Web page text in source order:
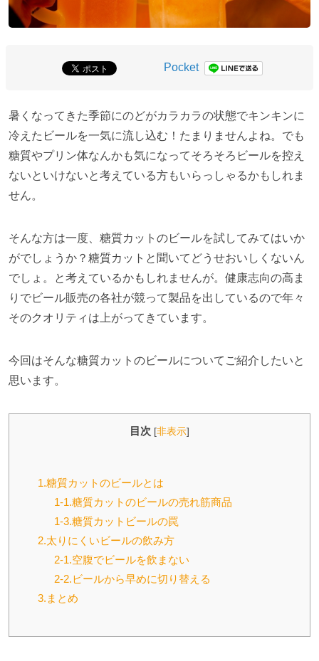
Pocket
暑くなってきた季節にのどがカラカラの状態でキンキンに
冷えたビールを一気に流し込む！たまりませんよね。でも
糖質やプリン体なんかも気になってそろそろビールを控え
ないといけないと考えている方もいらっしゃるかもしれま
せん。
そんな方は一度、糖質カットのビールを試してみてはいか
がでしょうか？糖質カットと聞いてどうせおいしくないん
でしょ。と考えているかもしれませんが。健康志向の高ま
りでビール販売の各社が競って製品を出しているので年々
そのクオリティは上がってきています。
今回はそんな糖質カットのビールについてご紹介したいと
思います。
目次 [非表示]
1.糖質カットのビールとは
1-1.糖質カットのビールの売れ筋商品
1-3.糖質カットビールの罠
2.太りにくいビールの飲み方
2-1.空腹でビールを飲まない
2-2.ビールから早めに切り替える
3.まとめ